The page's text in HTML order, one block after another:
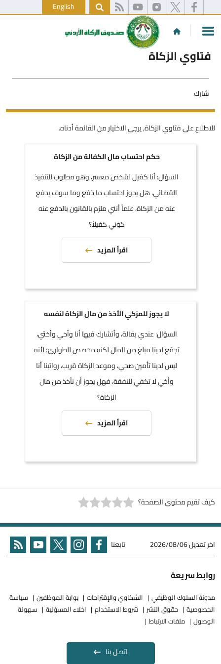
English
فتاوي الزكاة
شارك
للاطلاع على فتاوي الزكاة, يرجى الاختيار من القائمة أدناه..
حكم احتساب مال الكفالة من الزكاة
السؤال: أنا كفيل لشخص معسر، وهو مطلوب للتنفيذ
القضائي، هل يجوز احتساب ما دُفع وما سوف يدفع
عنه من الزكاة، علماً أنني ملزم بالقانون بالدفع عنه
كوني كفيلاً؟
اقرأ المزيد
لا يجوز للمزكي الأخذ من مال الزكاة لنفسه
السؤال: عندي بقالة، وأتشارك فيها أنا وأخي وأختي،
تجمّع لدينا مبلغ من المال لكنه مخصص للطوارئ؛ لأنه
ليس لدينا تأمين صحي، وموعد الزكاة قريب، رواتبنا أنا
وأخي لا تكفي للنفقة، فهل يجوز أن نأخذ من مال
الزكاة؟
اقرأ المزيد
كيف تقيم محتوى الصفحة؟
اخر تعديل2026/08/06 تابعنا
روابط سريعة
مدونة السلوك الوظيفي الشكاوي والإقتراحات بوابة الموظفين
سياسة
الخصوصية
حقوق النشر شروط الاستخدام اخلاء المسؤلية
سهولة
الوصول
ملفات الارتباط
اتصل بنا